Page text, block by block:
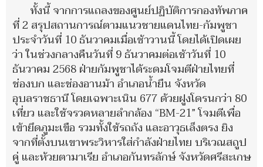
ทั้งนี้ จากการแถลงของศูนย์ปฏิบัติการกองทัพภาค
ที่ 2 สรุปสถานการณ์ตามแนวชายแดนไทย-กัมพูชา
ประจำวันที่ 10 ธันวาคมเมื่อเช้าวานนี้ โดยได้เปิดเผย
ว่า ในช่วงกลางคืนวันที่ 9 ธันวาคมต่อเช้าวันที่ 10
ธันวาคม 2568 ฝ่ายกัมพูชาได้ระดมโจมตีฝ่ายไทยที่
ช่องบก และช่องอานม้า อำเภอน้ำยืน จังหวัด
อุบลราชธานี โดยเฉพาะเนิน 677 ด้วยฝูงโดรนกว่า 80
เที่ยว และใช้จรวดหลายลำกล้อง “BM-21” โจมตีเพื่อ
เข้ายึดภูมะเขือ รวมทั้งใช้รถถัง และอาวุธเล็งตรง ยิง
จากที่ตั้งบนเขาพระวิหารใส่กำลังฝ่ายไทย บริเวณสถูป
คู่ และห้วยตามาเรีย อำเภอกันทรลักษ์ จังหวัดศรีสะเกษ